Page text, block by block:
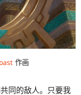
作画
同的敌人。只要我